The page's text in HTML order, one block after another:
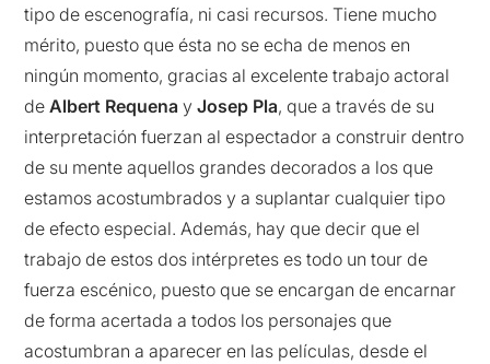
tipo de escenografía, ni casi recursos. Tiene mucho
mérito, puesto que ésta no se echa de menos en
ningún momento, gracias al excelente trabajo actoral
deAlbert Requena yJosep Pla, que a través de su
interpretación fuerzan al espectador a construir dentro
de su mente aquellos grandes decorados a los que
estamos acostumbrados y a suplantar cualquier tipo
de efecto especial. Además, hay que decir que el
trabajo de estos dos intérpretes es todo un tour de
fuerza escénico, puesto que se encargan de encarnar
de forma acertada a todos los personajes que
acostumbran a aparecer en las películas, desde el